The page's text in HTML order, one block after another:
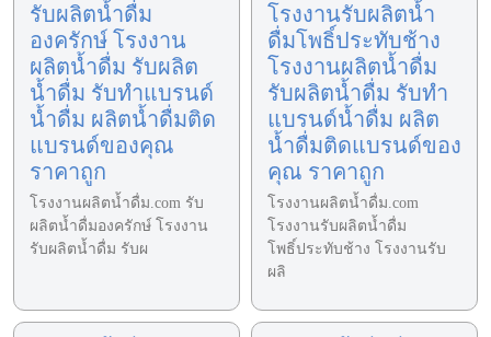
รับผลิตน้ำดื่ม
องครักษ์ โรงงาน
ผลิตน้ำดื่ม รับผลิต
น้ำดื่ม รับทำแบรนด์
น้ำดื่ม ผลิตน้ำดื่มติด
แบรนด์ของคุณ
ราคาถูก
โรงงานผลิตน้ำดื่ม.com รับ
ผลิตน้ำดื่มองครักษ์ โรงงาน
รับผลิตน้ำดื่ม รับผ
โรงงานรับผลิตน้ำ
ดื่มโพธิ์ประทับช้าง
โรงงานผลิตน้ำดื่ม
รับผลิตน้ำดื่ม รับทำ
แบรนด์น้ำดื่ม ผลิต
น้ำดื่มติดแบรนด์ของ
คุณ ราคาถูก
โรงงานผลิตน้ำดื่ม.com
โรงงานรับผลิตน้ำดื่ม
โพธิ์ประทับช้าง โรงงานรับ
ผลิ